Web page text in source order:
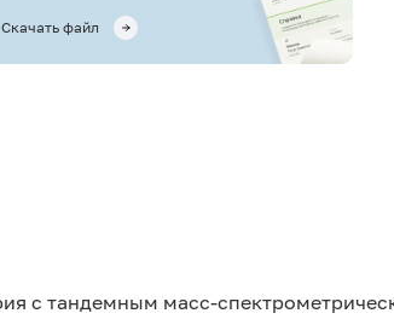
Скачать файл
с тандемным масс-